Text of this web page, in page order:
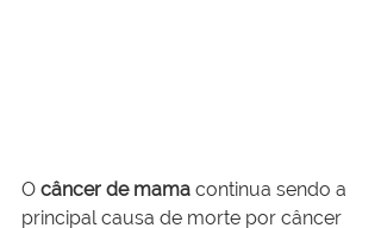
O câncer de mama continua sendo a
principal causa de morte por câncer